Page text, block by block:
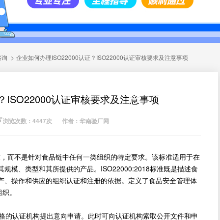
> 企业如何办理ISO22000认证？ISO22000认证审核要求及注意事项
ISO22000认证审核要求及注意事项
浏览次数：4447次 作者：华南验厂网
是针对食品链中任何一类组织的特定要求。该标准适用于在
模、类型和其所提供的产品。ISO22000:2018标准既是描述食
操作和供应的组织认证和注册的依据。定义了食品安全管理体
。
证机构提出意向申请。此时可向认证机构索取公开文件和申